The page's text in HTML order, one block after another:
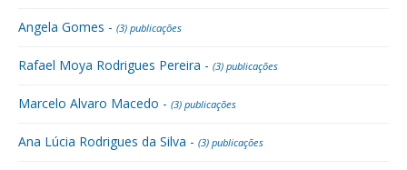
Angela Gomes - (3) publicações
Rafael Moya Rodrigues Pereira - (3) publicações
Marcelo Alvaro Macedo - (3) publicações
Ana Lúcia Rodrigues da Silva - (3) publicações